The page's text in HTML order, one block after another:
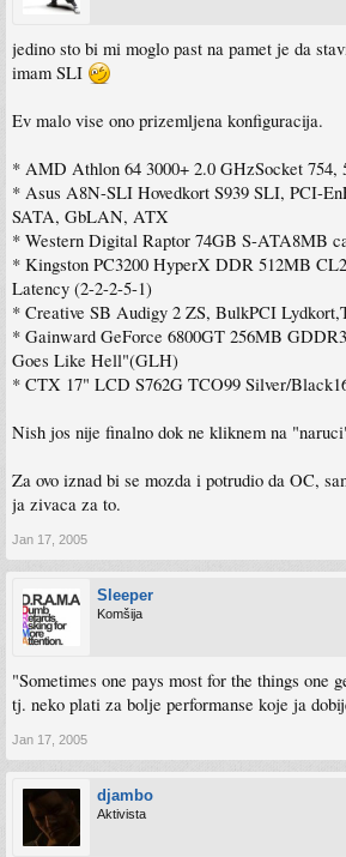
jedino sto bi mi moglo past na pamet je da
imam SLI
Ev malo vise ono prizemljena konfiguracija.
* AMD Athlon 64 3000+ 2.0 GHzSocket
* Asus A8N-SLI Hovedkort S939 SLI, PCI-
SATA, GbLAN, ATX
* Western Digital Raptor 74GB S-ATA8MB
* Kingston PC3200 HyperX DDR 512MB
Latency (2-2-2-5-1)
* Creative SB Audigy 2 ZS, BulkPCI
* Gainward GeForce 6800GT 256MB
Goes Like Hell"(GLH)
* CTX 17" LCD S762G TCO99 Silver/
Nish jos nije finalno dok ne kliknem na
Za ovo iznad bi se mozda i potrudio da OC,
ja zivaca za to.
Jan 17, 2005
Sleeper
Komšija
"Sometimes one pays most for the things one
tj. neko plati za bolje performanse koje ja
Jan 17, 2005
djambo
Aktivista